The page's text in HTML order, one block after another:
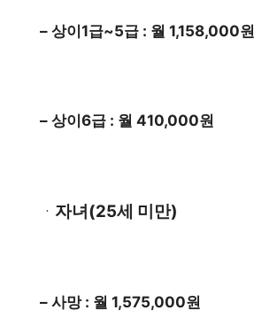
– 상이1급~5급 : 월 1,158,000원
– 상이6급 : 월 410,000원
ㆍ 자녀(25세 미만)
– 사망 : 월 1,575,000원